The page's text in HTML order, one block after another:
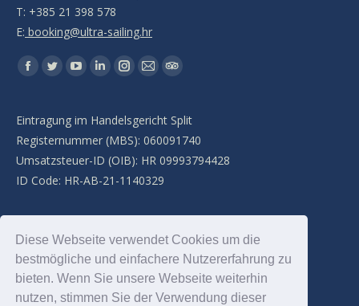
Diese Webseite verwendet Cookies um die
bestmögliche und einfachere Nutzererfahrung zu
bieten. Wenn Sie unsere Webseite weiterhin
nutzen, stimmen Sie der Verwendung dieser
T: +385 21 398 578
E: booking@ultra-sailing.hr
Finden Sie uns auf:
Facebook
opens
in
new
window
Twitter
opens
in
new
window
YouTube
opens
in
new
window
Linkedin
opens
in
new
window
Instagram
opens
in
new
window
E-
page
opens
in
new
TripAdvisor
opens
in
new
Eintragung im Handelsgericht Split
Registernummer (MBS): 060091740
Umsatzsteuer-ID (OIB): HR 09993794428
ID Code: HR-AB-21-1140329
Grundkapital: 157.276,53 EUR
Geschäftsführung:
Luka Šangulin u. Tonči Dragičević